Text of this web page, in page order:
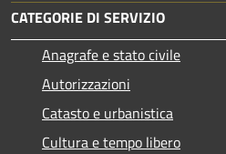
CATEGORIE DI SERVIZIO
Anagrafe e stato civile
Autorizzazioni
Catasto e urbanistica
Cultura e tempo libero